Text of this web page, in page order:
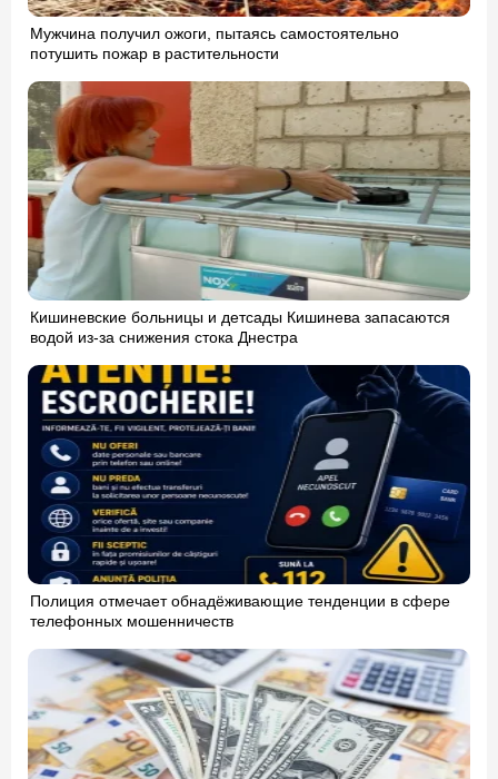
Мужчина получил ожоги, пытаясь самостоятельно
потушить пожар в растительности
Кишиневские больницы и детсады Кишинева запасаются
водой из-за снижения стока Днестра
Полиция отмечает обнадёживающие тенденции в сфере
телефонных мошенничеств